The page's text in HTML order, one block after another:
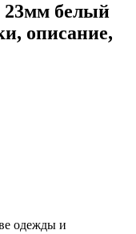
23мм белый
описание,
одежды и